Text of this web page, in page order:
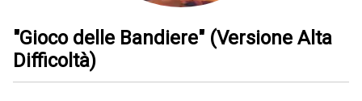
"Gioco delle Bandiere" (Versione Alta
Difficoltà)